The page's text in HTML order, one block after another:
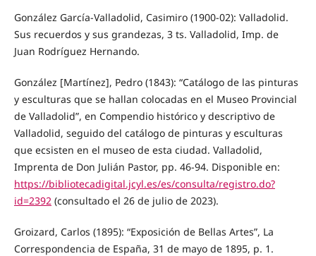
González García-Valladolid, Casimiro (1900-02): Valladolid.
Sus recuerdos y sus grandezas, 3 ts. Valladolid, Imp. de
Juan Rodríguez Hernando.
González [Martínez], Pedro (1843): “Catálogo de las pinturas
y esculturas que se hallan colocadas en el Museo Provincial
de Valladolid”, en Compendio histórico y descriptivo de
Valladolid, seguido del catálogo de pinturas y esculturas
que ecsisten en el museo de esta ciudad. Valladolid,
Imprenta de Don Julián Pastor, pp. 46-94. Disponible en:
https://bibliotecadigital.jcyl.es/es/consulta/registro.do?
id=2392 (consultado el 26 de julio de 2023).
Groizard, Carlos (1895): “Exposición de Bellas Artes”, La
Correspondencia de España, 31 de mayo de 1895, p. 1.